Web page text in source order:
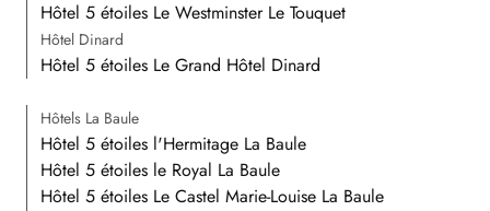
Hôtel 5 étoiles Le Westminster Le Touquet
Hôtel Dinard
Hôtel 5 étoiles Le Grand Hôtel Dinard
Hôtels La Baule
Hôtel 5 étoiles l'Hermitage La Baule
Hôtel 5 étoiles le Royal La Baule
Hôtel 5 étoiles Le Castel Marie-Louise La Baule